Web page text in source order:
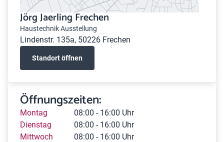
Jörg Jaerling Frechen
Haustechnik Ausstellung
Lindenstr. 135a, 50226 Frechen
Standort öffnen
Öffnungszeiten:
Montag
08:00 - 16:00 Uhr
Dienstag
08:00 - 16:00 Uhr
Mittwoch
08:00 - 16:00 Uhr